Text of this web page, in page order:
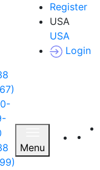
Register
USA
USA
Login
Menu